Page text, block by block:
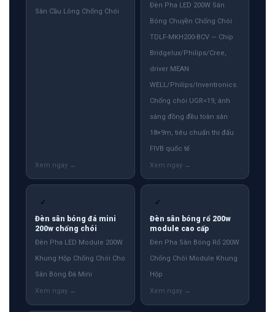
Sân Cầu Lông Chống Chói
Đèn Pha LED 200W Sân
Bóng Chuyền Chống Chói
TDLF-MKH200-BCV — Chip
Bridgelux/Philips/Cree,
driver MEAN
WELL/Philips/Inventronics.
Chống chói UGR<19, ánh
sáng đồng đều toàn sân
18×9m, tiêu chuẩn thi đấu
FIVB quốc tế
✓
Đèn sân bóng đá mini
200w chống chói
Đèn Pha LED Module 200W
Khung Hộp Chống Chói Cho
Sân Bóng Đá Mini
✓
Đèn sân bóng rổ 200w
module cao cấp
Đèn Pha Sân Bóng Rổ 200W
Chống Chói Module Khung
Hộp